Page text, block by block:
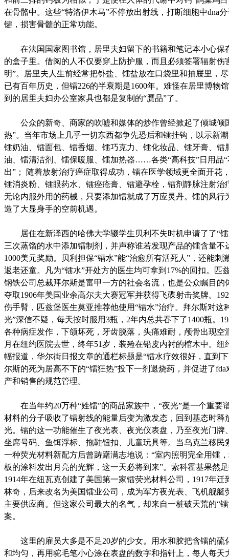
在骨骼中。这些“特洛伊木马”不停放出射线，打断细胞中dna
键，损害骨髓的正常功能。
在法国国家图书馆，居里夫妇留下的书籍和笔记本小心保
的盒子里。借阅的人不仅要穿上防护服，而且必须签署辐射伤
明”。居里夫人生前经常把钋盐、镭盐放在口袋里和抽屉里，
已有百年历史，但镭226的半衰期是1600年。难怪在居里博物
到的居里夫妇办公室家具也都是复制的“赝品”了。
公众的新奇、商家的吹嘘和媒体的炒作曾经掀起了倾城倾
热”。当年市场上几乎一切东西都争先恐后和镭挂钩，以示新
镭奶油、镭面包、镭香烟、镭巧克力、镭化妆品、镭牙膏、镭
油、镭清洁剂、镭保暖服、镭加热器……各类“高科技”日用品“
出”； 随着放射治疗癌症取得成功，镭在医学领域更全面开花
镭消炎粉、镭眼药水、镭痤疮膏、镭避孕栓，镭剂静脉注射
无论内服外用的药械，只要添加镭就成了万应灵丹。镭的风行
造了大显身手的空前机遇。
居住在新泽西的哈佛大学辍学生贝利不失时机申请了了“镭
三次蒸馏的水中添加镭制剂，并声称谁若发现产品的镭含量不
1000美元奖励。贝利担保“镭水”能“治愈所有活死人”，还能刺
返老还童。凡为“镭水”开处方的医生均可拿到17%的回扣。匹
钢铁公司总裁拜尔斯是富甲一方的社会名流，也是公众瞩目的
夺取1906年美国业余高尔夫大赛冠军并获得飞碟射击奖牌。
伤手臂，匹兹堡医生莫亚推荐他使用“镭水”治疗。拜尔斯对这
光”深信不疑，每天按时服用3瓶，2年内总共吞下了1400瓶。
各种病症发作，下颌坏死，牙齿脱落，头痛难耐，颅骨出现空
月在纽约医院去世，终年51岁，装殓在铅皮内衬的棺木中。纽
幅报道，华尔街日报文章的通栏标题是“镭水疗效很好，直到
尔斯的死为居高不下的“镭狂热”投下一剂退烧药，并促进了fda
产和销售的规范管理。
在当年约20万种“姓镭”的商品家族中，“夜光”是一个重要
材料的分子吸收了镭射线的能量后变为激发态，回到基态时释
光。镭的这一功能催生了夜光表、夜光仪表盘，乃至夜光门牌
坐席号码、鱼饵浮标、拖鞋钮扣、儿童玩具等。当乌克兰移民
一种荧光材料新配方后曾踌躇满志地说：“室内照明完全用镭
板的涂料发出月亮的光辉，这一天必将到来”。索科霍基果然
1914年在纽瓦克创建了美国第一家镭荧光材料公司，1917年迁
林奇，后来改名为美国镭业公司，成为军方夜光表、飞机舰艇
主要供应商。但这家公司最大的名气，却来自一桩破天荒的“
案。
这里的雇员大多是不足20岁的少女。用水和胶把含镭的硫
和均匀，再用驼毛笔小心涂在表盘的数字和指针上，每人每天